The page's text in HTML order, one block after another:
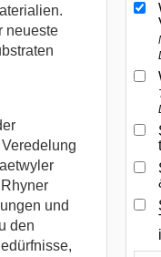
neueste
und
den